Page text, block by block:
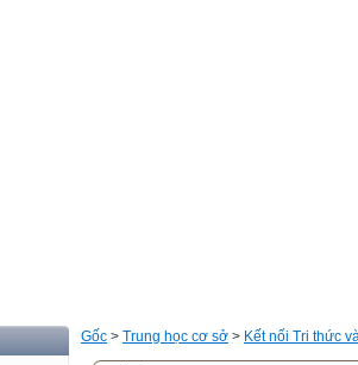
Gốc > Trung học cơ sở > Kết nối Tri thức